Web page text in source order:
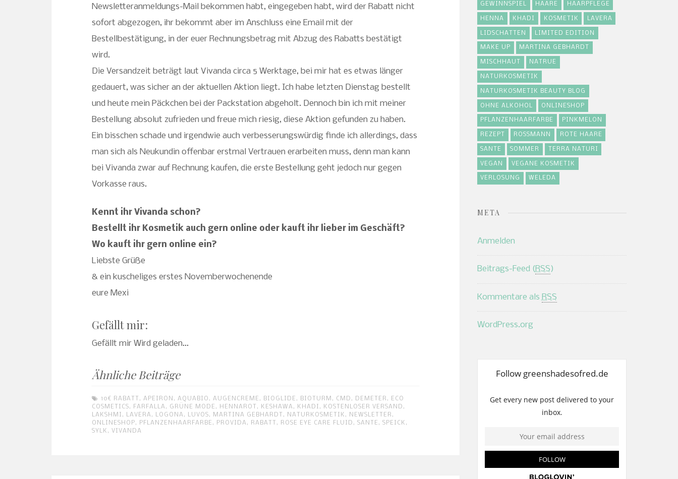
Newsletteranmeldungs-Mail bekommen habt, eingegeben habt, wird der Rabatt nicht
sofort abgezogen, ihr bekommt aber im Anschluss eine Email mit der
Bestellbestätigung, in der euer Rechnungsbetrag mit Abzug des Rabatts bestätigt
wird.
Die Versandzeit beträgt laut Vivanda circa 5 Werktage, bei mir hat es etwas länger
gedauert, was sicher an der aktuellen Aktion liegt. Ich habe letzten Dienstag bestellt
und heute mein Päckchen bei der Packstation abgeholt. Dennoch bin ich mit meiner
Bestellung absolut zufrieden und freue mich riesig, diese Aktion gefunden zu haben.
Ein bisschen schade und irgendwie auch verbesserungswürdig finde ich allerdings, dass
man sich als Neukundin offenbar erstmal Vertrauen erarbeiten muss, denn man kann
bei Vivanda zwar auf Rechnung kaufen, die erste Bestellung geht jedoch nur gegen
Vorkasse raus.
Kennt ihr Vivanda schon?
Bestellt ihr Kosmetik auch gern online oder kauft ihr lieber im Geschäft?
Wo kauft ihr gern online ein?
Liebste Grüße
& ein kuscheliges erstes Novemberwochenende
eure Mexi
Gefällt mir:
Gefällt mir Wird geladen...
Ähnliche Beiträge
10€ RABATT , APEIRON , AQUABIO , AUGENCREME , BIOGLIDE , BIOTURM , CMD , DEMETER ,
ECO
COSMETICS, FARFALLA, GRÜNE MODE , HENNAROT , KESHAWA, KHADI , KOSTENLOSER VERSAND ,
LAKSHMI , LAVERA, LOGONA, LUVOS, MARTINA GEBHARDT , NATURKOSMETIK , NEWSLETTER ,
ONLINESHOP, PFLANZENHAARFARBE , PROVIDA, RABATT , ROSE EYE CARE FLUID , SANTE , SPEICK ,
SYLK , VIVANDA
GEWINNSPIEL HAARE HAARPFLEGE
HENNA KHADI KOSMETIK LAVERA
LIDSCHATTEN LIMITED EDITION
MAKE UP MARTINA GEBHARDT
MISCHHAUT NATRUE
NATURKOSMETIK
NATURKOSMETIK BEAUTY BLOG
OHNE ALKOHOL ONLINESHOP
PFLANZENHAARFARBE PINKMELON
REZEPT ROSSMANN ROTE HAARE
SANTE SOMMER TERRA NATURI
VEGAN VEGANE KOSMETIK
VERLOSUNG WELEDA
META
Anmelden
Beitrags-Feed (RSS)
Kommentare als RSS
WordPress.org